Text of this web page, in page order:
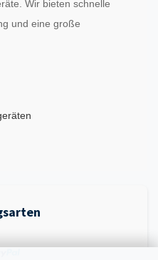
Wir bieten schnelle
und eine große